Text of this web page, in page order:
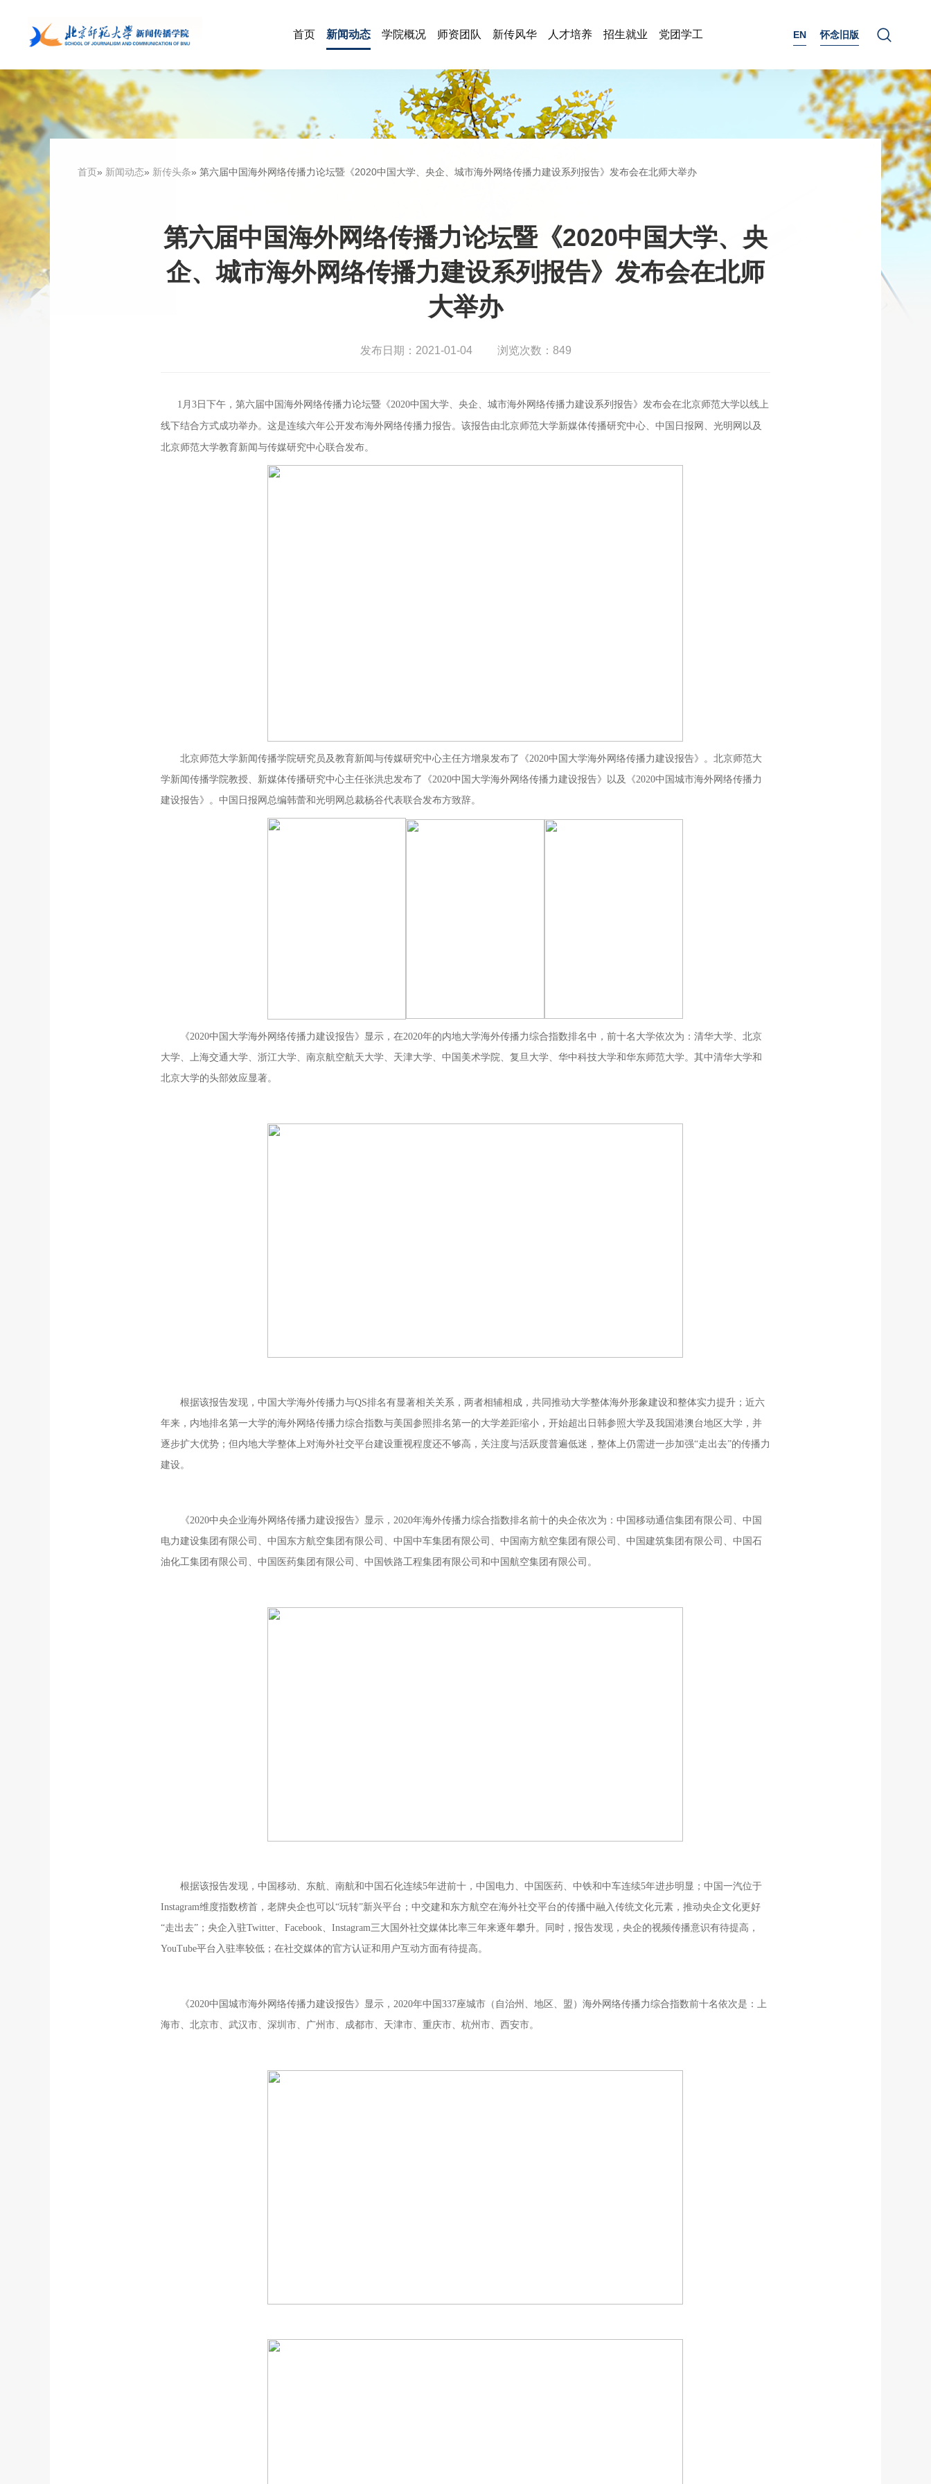
首页 新闻动态 学院概况 师资团队 新传风华 人才培养 招生就业 党团学工 EN 怀念旧版
首页» 新闻动态» 新传头条» 第六届中国海外网络传播力论坛暨《2020中国大学、央企、城市海外网络传播力建设系列报告》发布会在北师大举办
第六届中国海外网络传播力论坛暨《2020中国大学、央
企、城市海外网络传播力建设系列报告》发布会在北师
大举办
发布日期：2021-01-04 浏览次数： 849
1月3日下午，第六届中国海外网络传播力论坛暨《2020中国大学、央企、城市海外网络传播力建设系列报告》发布会在北京师范大学以线上
线下结合方式成功举办。这是连续六年公开发布海外网络传播力报告。该报告由北京师范大学新媒体传播研究中心、中国日报网、光明网以及
北京师范大学教育新闻与传媒研究中心联合发布。
北京师范大学新闻传播学院研究员及教育新闻与传媒研究中心主任方增泉发布了《2020中国大学海外网络传播力建设报告》。北京师范大
学新闻传播学院教授、新媒体传播研究中心主任张洪忠发布了《2020中国大学海外网络传播力建设报告》以及《2020中国城市海外网络传播力
建设报告》。中国日报网总编韩蕾和光明网总裁杨谷代表联合发布方致辞。
《2020中国大学海外网络传播力建设报告》显示，在2020年的内地大学海外传播力综合指数排名中，前十名大学依次为：清华大学、北京
大学、上海交通大学、浙江大学、南京航空航天大学、天津大学、中国美术学院、复旦大学、华中科技大学和华东师范大学。其中清华大学和
北京大学的头部效应显著。
根据该报告发现，中国大学海外传播力与QS排名有显著相关关系，两者相辅相成，共同推动大学整体海外形象建设和整体实力提升；近六
年来，内地排名第一大学的海外网络传播力综合指数与美国参照排名第一的大学差距缩小，开始超出日韩参照大学及我国港澳台地区大学，并
逐步扩大优势；但内地大学整体上对海外社交平台建设重视程度还不够高，关注度与活跃度普遍低迷，整体上仍需进一步加强“走出去”的传播力
建设。
《2020中央企业海外网络传播力建设报告》显示，2020年海外传播力综合指数排名前十的央企依次为：中国移动通信集团有限公司、中国
电力建设集团有限公司、中国东方航空集团有限公司、中国中车集团有限公司、中国南方航空集团有限公司、中国建筑集团有限公司、中国石
油化工集团有限公司、中国医药集团有限公司、中国铁路工程集团有限公司和中国航空集团有限公司。
根据该报告发现，中国移动、东航、南航和中国石化连续5年进前十，中国电力、中国医药、中铁和中车连续5年进步明显；中国一汽位于
Instagram维度指数榜首，老牌央企也可以“玩转”新兴平台；中交建和东方航空在海外社交平台的传播中融入传统文化元素，推动央企文化更好
“走出去”；央企入驻Twitter、Facebook、Instagram三大国外社交媒体比率三年来逐年攀升。同时，报告发现，央企的视频传播意识有待提高，
YouTube平台入驻率较低；在社交媒体的官方认证和用户互动方面有待提高。
《2020中国城市海外网络传播力建设报告》显示，2020年中国337座城市（自治州、地区、盟）海外网络传播力综合指数前十名依次是：上
海市、北京市、武汉市、深圳市、广州市、成都市、天津市、重庆市、杭州市、西安市。